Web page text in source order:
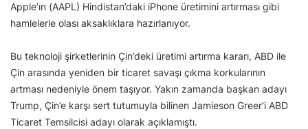
Apple’ın (AAPL) Hindistan’daki iPhone üretimini artırması gibi
hamlelerle olası aksaklıklara hazırlanıyor.
Bu teknoloji şirketlerinin Çin’deki üretimi artırma kararı, ABD ile
Çin arasında yeniden bir ticaret savaşı çıkma korkularının
artması nedeniyle önem taşıyor. Yakın zamanda başkan adayı
Trump, Çin’e karşı sert tutumuyla bilinen Jamieson Greer’i ABD
Ticaret Temsilcisi adayı olarak açıklamıştı.